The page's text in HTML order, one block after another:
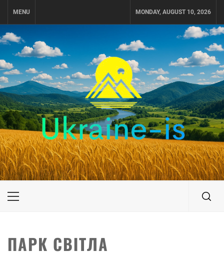
MENU MONDAY, AUGUST 10, 2026
UKRAINE-IS
ПОДОРОЖI ПО УКРАЇНІ
Primary
ПАРК СВІТЛА